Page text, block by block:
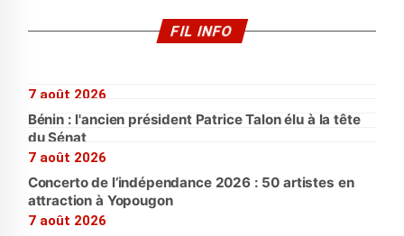
FIL INFO
7 août 2026
Bénin : l'ancien président Patrice Talon élu à la tête
du Sénat
7 août 2026
Concerto de l’indépendance 2026 : 50 artistes en
attraction à Yopougon
7 août 2026